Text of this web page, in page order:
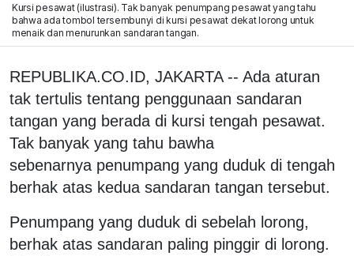
Kursi pesawat (ilustrasi). Tak banyak penumpang pesawat yang tahu
bahwa ada tombol tersembunyi di kursi pesawat dekat lorong untuk
menaik dan menurunkan sandaran tangan.
REPUBLIKA.CO.ID, JAKARTA -- Ada aturan
tak tertulis tentang penggunaan sandaran
tangan yang berada di kursi tengah pesawat.
Tak banyak yang tahu bawha
sebenarnya penumpang yang duduk di tengah
berhak atas kedua sandaran tangan tersebut.
Penumpang yang duduk di sebelah lorong,
berhak atas sandaran paling pinggir di lorong.